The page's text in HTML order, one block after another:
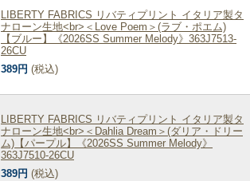
LIBERTY FABRICS リバティプリント イタリア製タ
ナローン生地<br>＜Love Poem＞(ラブ・ポエム)
【ブルー】《2026SS Summer Melody》363J7513-
26CU
389円 (税込)
LIBERTY FABRICS リバティプリント イタリア製タ
ナローン生地<br>＜Dahlia Dream＞(ダリア・ドリー
ム)【パープル】《2026SS Summer Melody》
363J7510-26CU
389円 (税込)